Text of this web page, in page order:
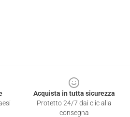
Acquista in tutta sicurezza
Protetto 24/7 dai clic alla
consegna